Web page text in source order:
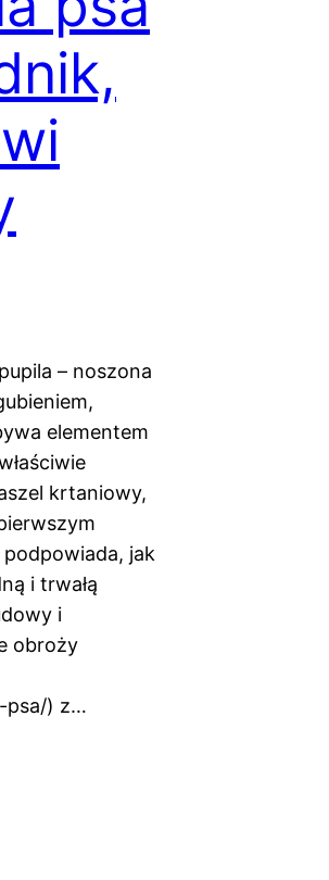
– noszona
elementem
krtaniowy,
jak
i trwałą
i
obroży
psa/) z…